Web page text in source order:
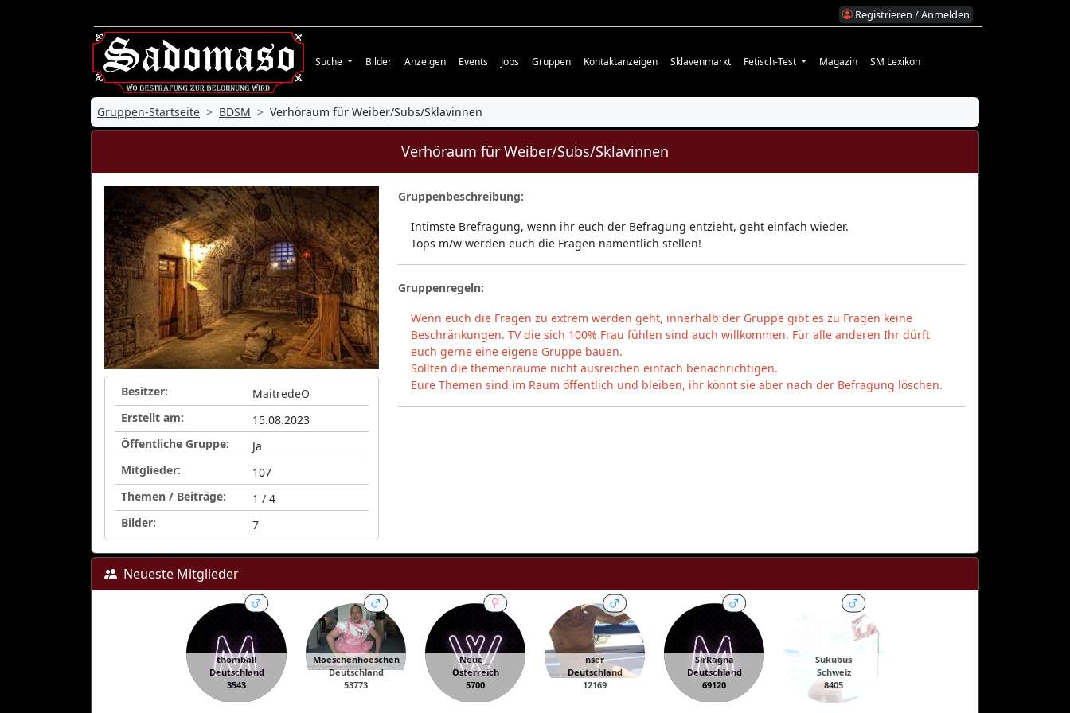
Registrieren / Anmelden
Suche Bilder Anzeigen Events Jobs Gruppen Kontaktanzeigen Sklavenmarkt Fetisch-Test Magazin SM Lexikon
Gruppen-Startseite BDSM Verhöraum für Weiber/Subs/Sklavinnen
Verhöraum für Weiber/Subs/Sklavinnen
Besitzer:
MaitredeO
Erstellt am:
15.08.2023
Öffentliche Gruppe:
Ja
Mitglieder:
107
Themen / Beiträge:
1 / 4
Bilder:
7
Gruppenbeschreibung:
Intimste Brefragung, wenn ihr euch der Befragung entzieht, geht einfach wieder.
Tops m/w werden euch die Fragen namentlich stellen!
Gruppenregeln:
Wenn euch die Fragen zu extrem werden geht, innerhalb der Gruppe gibt es zu Fragen keine
Beschränkungen. TV die sich 100% Frau fühlen sind auch willkommen. Für alle anderen Ihr dürft
euch gerne eine eigene Gruppe bauen.
Sollten die themenräume nicht ausreichen einfach benachrichtigen.
Eure Themen sind im Raum öffentlich und bleiben, ihr könnt sie aber nach der Befragung löschen.
Neueste Mitglieder
thomball
Deutschland
3543
Moeschenhoeschen
Deutschland
53773
Neue__
Österreich
5700
nser
Deutschland
12169
SirRagna
Deutschland
69120
Sukubus
Schweiz
8405